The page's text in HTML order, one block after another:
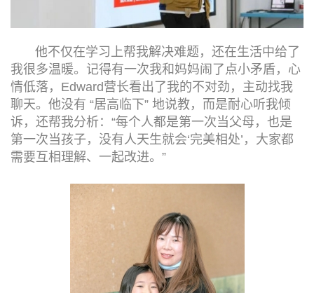
他不仅在学习上帮我解决难题，还在生活中给了
我很多温暖。记得有一次我和妈妈闹了点小矛盾，心
情低落，Edward营长看出了我的不对劲，主动找我
聊天。他没有 “居高临下” 地说教，而是耐心听我倾
诉，还帮我分析：“每个人都是第一次当父母，也是
第一次当孩子，没有人天生就会‘完美相处’，大家都
需要互相理解、一起改进。”